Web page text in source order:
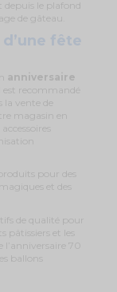
depuis le plafond
de gâteau.
fête
anniversaire
recommandé
vente de
magasin en
pour des
et des
de qualité pour
pâtissiers et les
70
ballons